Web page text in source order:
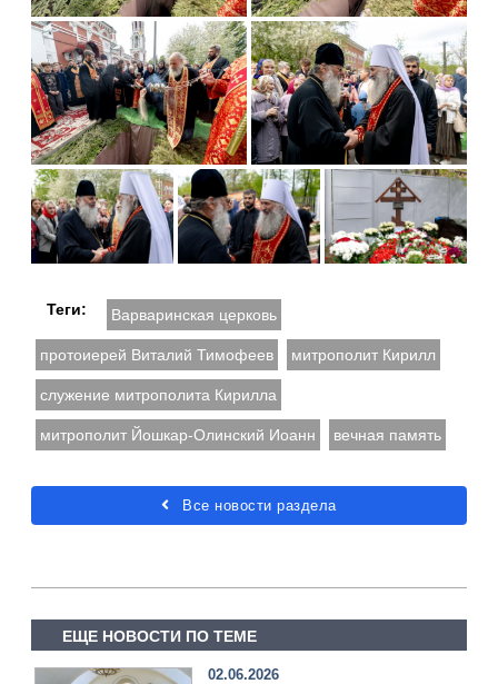
Теги: Варваринская церковь
протоиерей Виталий Тимофеев митрополит Кирилл
служение митрополита Кирилла
митрополит Йошкар-Олинский Иоанн вечная память
Все новости раздела
ЕЩЕ НОВОСТИ ПО ТЕМЕ
02.06.2026